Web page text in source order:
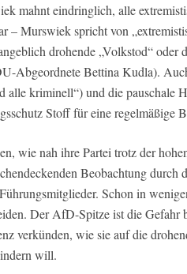
mahnt eindringlich, alle
– Murswiek spricht von
drohende „Volkstod“ oder
Abgeordnete Bettina Kudla).
alle kriminell“) und die pauschale
Stoff für eine regelmäßige
wie nah ihre Partei trotz der
Beobachtung durch
Schon in
Der AfD-Spitze ist die Gefahr
verkünden, wie sie auf die
will.